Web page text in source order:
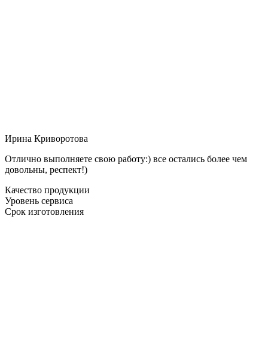
Ирина Криворотова
Отлично выполняете свою работу:) все остались более чем
довольны, респект!)
Качество продукции
Уровень сервиса
Срок изготовления